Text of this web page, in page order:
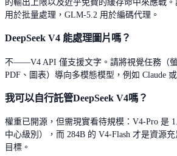
的輸出上限以及近乎免費的緩存命中來應戰
用於批量處理，GLM-5.2 用於編碼代理。
DeepSeek V4 能處理圖片嗎？
不——V4 API 僅支援文字。請將視覺任務（
PDF、圖表）導向多模態模型，例如 Claude 或
我可以自行託管DeepSeek V4嗎？
權重已開源，但需現實看待規模：V4-Pro 是
中心級別），而 284B 的 V4-Flash 才是資源
目標。